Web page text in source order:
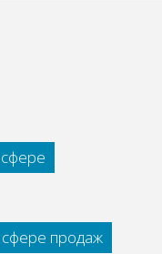
сфере продаж